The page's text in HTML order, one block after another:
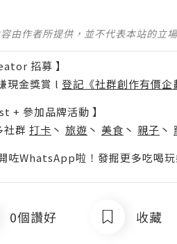
由作者所提供，並不代表本站的立
招募 】
現金獎賞 l 登記《社群創作有價企
+ 參加品牌活動 】
社群 打卡 丶 旅遊 丶 美食 丶 親子 丶
咗WhatsApp啦！發掘更多吃喝玩
0個讚好 收藏